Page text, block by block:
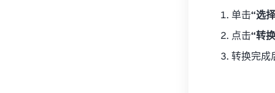
单击“选
点击“转
转换完成